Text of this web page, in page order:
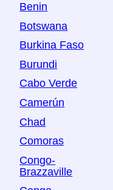
Benin
Botswana
Burkina Faso
Burundi
Cabo Verde
Camerún
Chad
Comoras
Congo-
Brazzaville